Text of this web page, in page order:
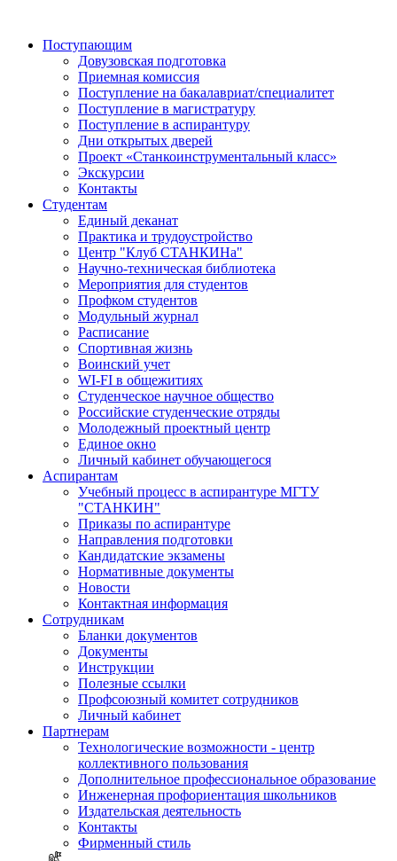
Поступающим
Довузовская подготовка
Приемная комиссия
Поступление на бакалавриат/специалитет
Поступление в магистратуру
Поступление в аспирантуру
Дни открытых дверей
Проект «Станкоинструментальный класс»
Экскурсии
Контакты
Студентам
Единый деканат
Практика и трудоустройство
Центр "Клуб СТАНКИНа"
Научно-техническая библиотека
Мероприятия для студентов
Профком студентов
Модульный журнал
Расписание
Спортивная жизнь
Воинский учет
WI-FI в общежитиях
Студенческое научное общество
Российские студенческие отряды
Молодежный проектный центр
Единое окно
Личный кабинет обучающегося
Аспирантам
Учебный процесс в аспирантуре МГТУ
"СТАНКИН"
Приказы по аспирантуре
Направления подготовки
Кандидатские экзамены
Нормативные документы
Новости
Контактная информация
Сотрудникам
Бланки документов
Документы
Инструкции
Полезные ссылки
Профсоюзный комитет сотрудников
Личный кабинет
Партнерам
Технологические возможности - центр
коллективного пользования
Дополнительное профессиональное образование
Инженерная профориентация школьников
Издательская деятельность
Контакты
Фирменный стиль